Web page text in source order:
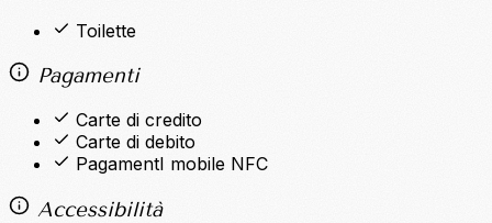
Toilette
Pagamenti
Carte di credito
Carte di debito
PagamentI mobile NFC
Accessibilità